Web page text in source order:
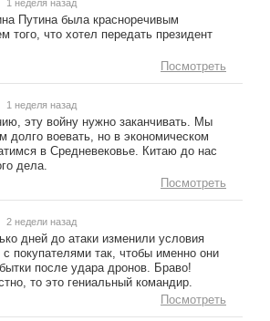
1 неделя назад
Путина была красноречивым
того, что хотел передать президент
Посмотреть
1 неделя назад
эту войну нужно заканчивать. Мы
долго воевать, но в экономическом
в Средневековье. Китаю до нас
дела.
Посмотреть
2 недели назад
дней до атаки изменили условия
с покупателями так, чтобы именно они
после удара дронов. Браво!
то это гениальный командир.
Посмотреть